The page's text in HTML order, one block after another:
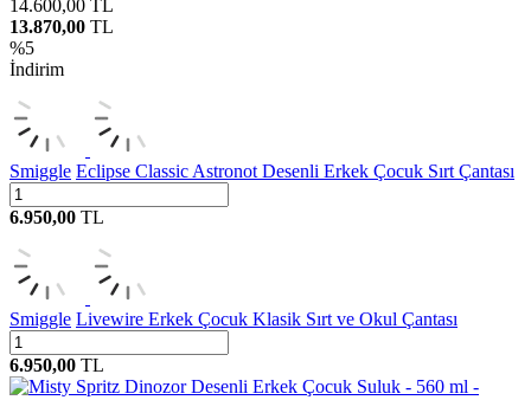
14.600,00 TL
13.870,00 TL
%5
İndirim
Smiggle Eclipse Classic Astronot Desenli Erkek Çocuk Sırt Çantası
6.950,00 TL
Smiggle Livewire Erkek Çocuk Klasik Sırt ve Okul Çantası
6.950,00 TL